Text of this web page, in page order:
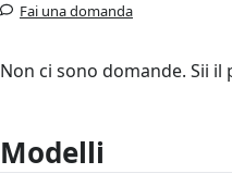
Fai una domanda
Non ci sono domande. Sii il
Modelli